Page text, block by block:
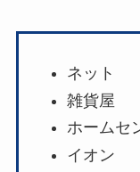
ネット
雑貨屋
ホームセ
イオン